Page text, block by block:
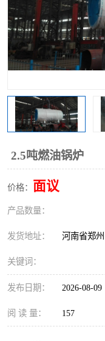
2.5吨燃油锅炉
价格： 面议
产品数量：
发货地址： 河南省郑州
关键词：
发布日期： 2026-08-09
阅 读 量： 157